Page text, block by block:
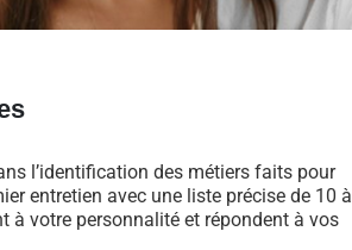
l’identification des métiers faits pour
entretien avec une liste précise de 10 à
à votre personnalité et répondent à vos